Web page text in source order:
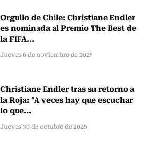
Orgullo de Chile: Christiane Endler
es nominada al Premio The Best de
la FIFA...
Jueves 6 de noviembre de 2025
Christiane Endler tras su retorno a
la Roja: "A veces hay que escuchar
lo que...
Jueves 30 de octubre de 2025